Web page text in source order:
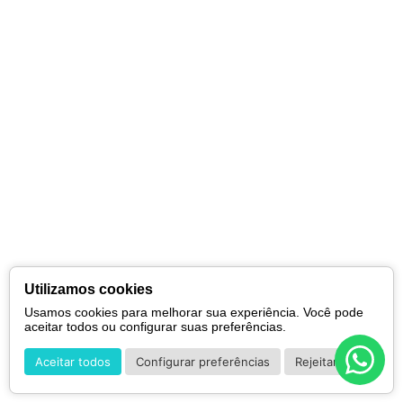
Utilizamos cookies
Usamos cookies para melhorar sua experiência. Você pode
aceitar todos ou configurar suas preferências.
Aceitar todos Configurar preferências Rejeitar